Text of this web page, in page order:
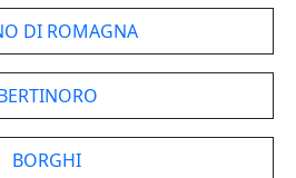
DI ROMAGNA
BORGHI